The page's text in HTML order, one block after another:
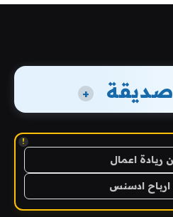
+
!
ريادة اعمال
ادسنس